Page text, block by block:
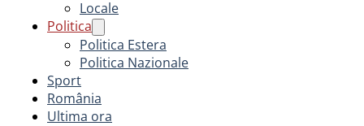
Locale
Politica
Politica Estera
Politica Nazionale
Sport
România
Ultima ora